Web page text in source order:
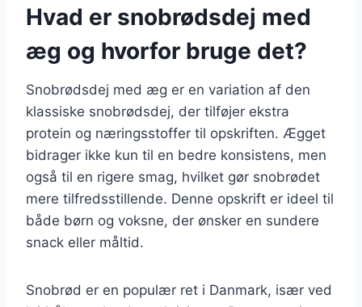
Hvad er snobrødsdej med
æg og hvorfor bruge det?
Snobrødsdej med æg er en variation af den
klassiske snobrødsdej, der tilføjer ekstra
protein og næringsstoffer til opskriften. Ægget
bidrager ikke kun til en bedre konsistens, men
også til en rigere smag, hvilket gør snobrødet
mere tilfredsstillende. Denne opskrift er ideel til
både børn og voksne, der ønsker en sundere
snack eller måltid.
Snobrød er en populær ret i Danmark, især ved